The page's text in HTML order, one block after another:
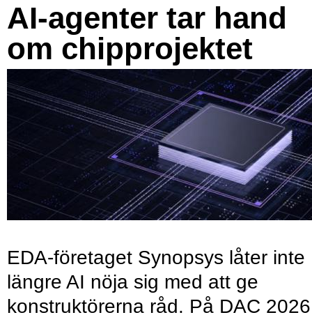
AI-agenter tar hand
om chipprojektet
EDA-företaget Synopsys låter inte
längre AI nöja sig med att ge
konstruktörerna råd. På DAC 2026